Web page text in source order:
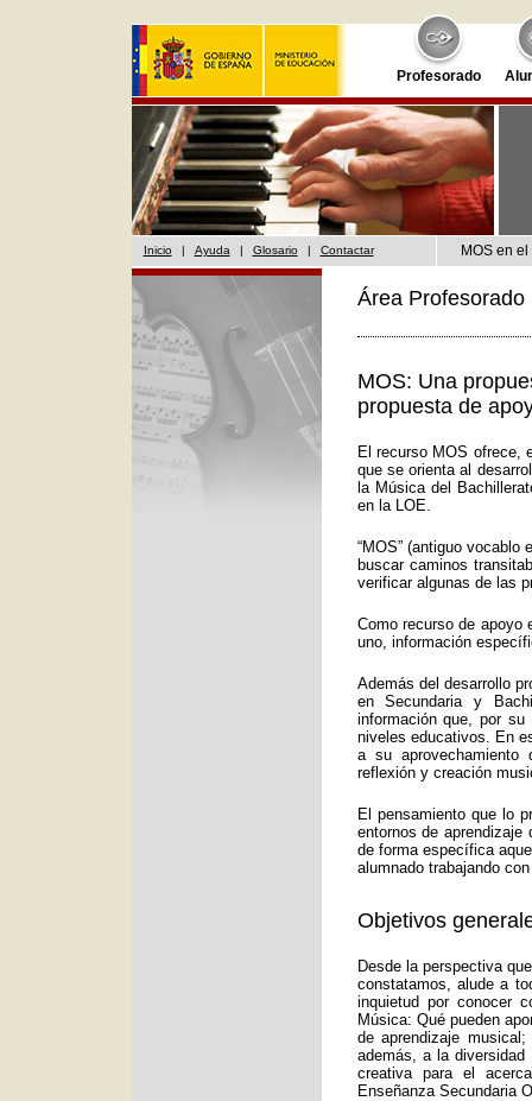
Profesorado
Inicio | Ayuda | Glosario | Contactar MOS en
Área
MOS: Una
propuesta de
El recurso MOS ofrece,
que se orienta al
la Música del
en la LOE.
“MOS” (antiguo
buscar caminos
verificar algunas de las
Como recurso de
uno, información
Además del desarrollo
en Secundaria y
información que, por
niveles educativos. En
a su aprovechamiento
reflexión y creación
El pensamiento que lo
entornos de aprendizaje
de forma específica
alumnado trabajando
Objetivos
Desde la perspectiva
constatamos, alude a
inquietud por conocer
Música: Qué pueden
de aprendizaje
además, a la
creativa para el
Enseñanza Secundaria